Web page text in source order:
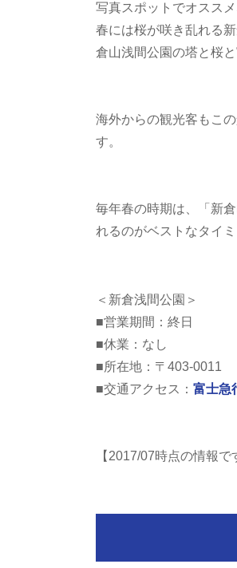
写真スポットでオスス
春には桜が咲き乱れる
倉山浅間公園の塔と桜
海外からの観光客もこ
す。
毎年春の時期は、「新
れるのがベストなタイミ
＜新倉浅間公園＞
■営業期間：終日
■休業：なし
■所在地：〒403-0011
■交通アクセス： 富士急
【2017/07時点の情報で